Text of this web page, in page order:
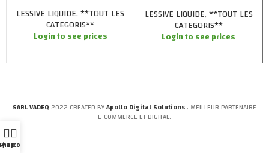
LESSIVE LIQUIDE,**TOUT LES
CATEGORIS**
Login to see prices
LESSIVE LIQUIDE,**TOUT LES
CATEGORIS**
Login to see prices
SARL VADEQ 2022 CREATED BYApollo Digital Solutions. MEILLEUR PARTENAIRE
E-COMMERCE ET DIGITAL.
account